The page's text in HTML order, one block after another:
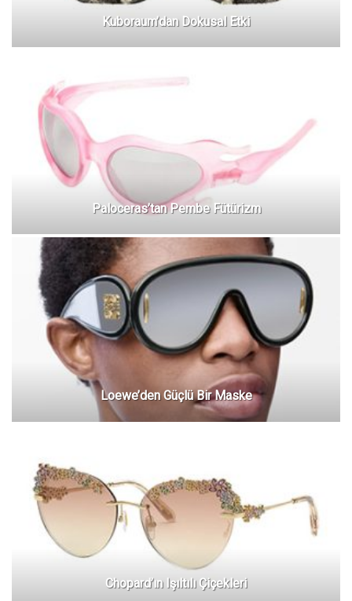
Kuboraum’dan Dokusal Etki
Paloceras’tan Pembe Fütürizm
Loewe’den Güçlü Bir Maske
Chopard’ın Işıltılı Çiçekleri